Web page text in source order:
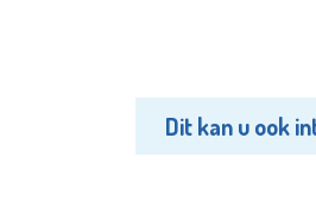
Dit kan u ook